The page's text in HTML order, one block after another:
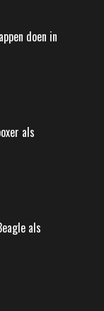
doen in
als
als